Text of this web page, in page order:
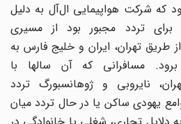
که شرکت هواپیمایی ال‌آل به دلیل
تردد مجبور بود از مسیری
تهران، ایران و خلیج فارس به
مسافرانی که آن سالها با
نایروبی و ژوهانسبورگ تردد
یهودی ساکن یا در حال تردد میان